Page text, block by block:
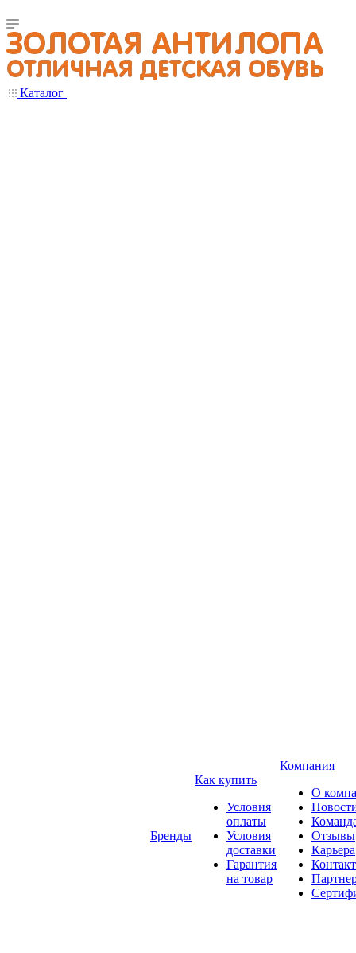
Каталог
Бренды
Как купить
Условия
оплаты
Условия
доставки
Гарантия
на товар
Компания
О
Отзывы
Карьера